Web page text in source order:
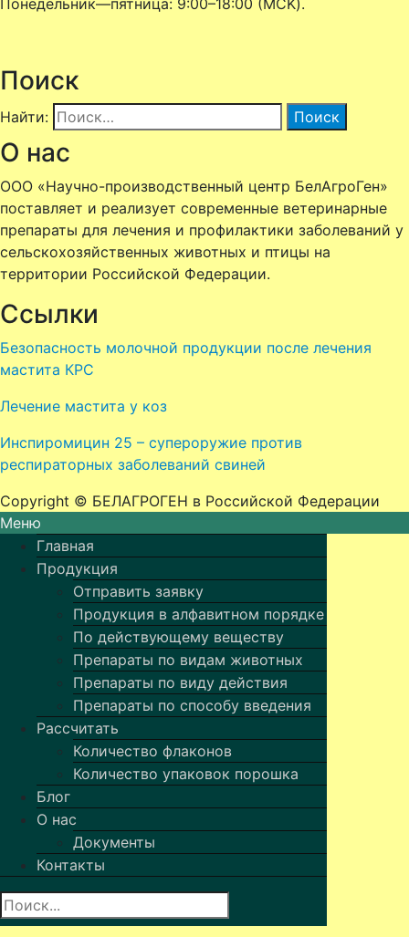
Понедельник—пятница: 9:00–18:00 (MCK).
Поиск
Найти:
О нас
ООО «Научно-производственный центр БелАгроГен»
поставляет и реализует современные ветеринарные
препараты для лечения и профилактики заболеваний у
сельскохозяйственных животных и птицы на
территории Российской Федерации.
Ссылки
Безопасность молочной продукции после лечения
мастита КРС
Лечение мастита у коз
Инспиромицин 25 – супероружие против
респираторных заболеваний свиней
Copyright © БЕЛАГРОГЕН в Российской Федерации
Меню
Главная
Продукция
Отправить заявку
Продукция в алфавитном порядке
По действующему веществу
Препараты по видам животных
Препараты по виду действия
Препараты по способу введения
Рассчитать
Количество флаконов
Количество упаковок порошка
Блог
О нас
Документы
Контакты